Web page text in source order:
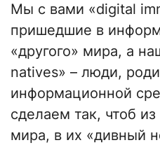
Мы с вами «digital
пришедшие в
«другого» мира, а
natives» – люди,
информационной
сделаем так, чтоб
мира, в их «дивный